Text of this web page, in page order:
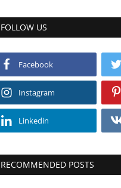
FOLLOW US
Facebook
Instagram
Linkedin
RECOMMENDED POSTS